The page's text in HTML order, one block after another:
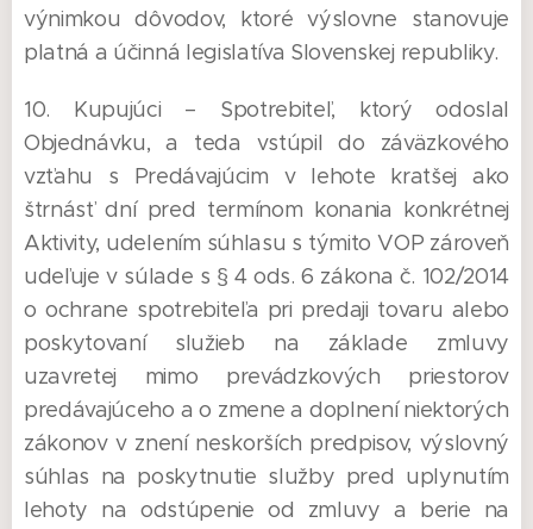
výnimkou dôvodov, ktoré výslovne stanovuje
platná a účinná legislatíva Slovenskej republiky.
10. Kupujúci – Spotrebiteľ, ktorý odoslal
Objednávku, a teda vstúpil do záväzkového
vzťahu s Predávajúcim v lehote kratšej ako
štrnásť dní pred termínom konania konkrétnej
Aktivity, udelením súhlasu s týmito VOP zároveň
udeľuje v súlade s § 4 ods. 6 zákona č. 102/2014
o ochrane spotrebiteľa pri predaji tovaru alebo
poskytovaní služieb na základe zmluvy
uzavretej mimo prevádzkových priestorov
predávajúceho a o zmene a doplnení niektorých
zákonov v znení neskorších predpisov, výslovný
súhlas na poskytnutie služby pred uplynutím
lehoty na odstúpenie od zmluvy a berie na